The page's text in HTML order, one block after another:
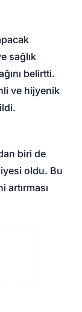
sağlık
belirtti.
ve hijyenik
biri de
oldu. Bu
artırması